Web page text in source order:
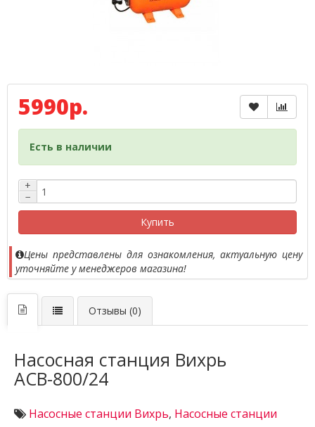
5990р.
Есть в наличии
+
−
Купить
Цены представлены для ознакомления, актуальную цену
уточняйте у менеджеров магазина!
Отзывы (0)
Насосная станция Вихрь
АСВ-800/24
Насосные станции Вихрь, Насосные станции